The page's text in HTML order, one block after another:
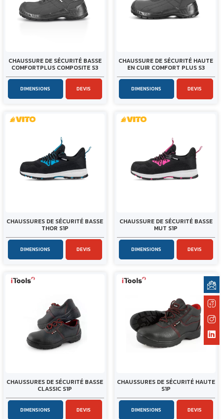
CHAUSSURE DE SÉCURITÉ BASSE
COMFORTPLUS COMPOSITE S3
DIMENSIONS DEVIS
CHAUSSURE DE SÉCURITÉ HAUTE
EN CUIR COMFORT PLUS S3
DIMENSIONS DEVIS
CHAUSSURES DE SÉCURITÉ BASSE
THOR S1P
DIMENSIONS DEVIS
CHAUSSURE DE SÉCURITÉ BASSE
MUT S1P
DIMENSIONS DEVIS
CHAUSSURES DE SÉCURITÉ BASSE
CLASSIC S1P
DIMENSIONS DEVIS
CHAUSSURES DE SÉCURITÉ HAUTE
S1P
DIMENSIONS DEVIS